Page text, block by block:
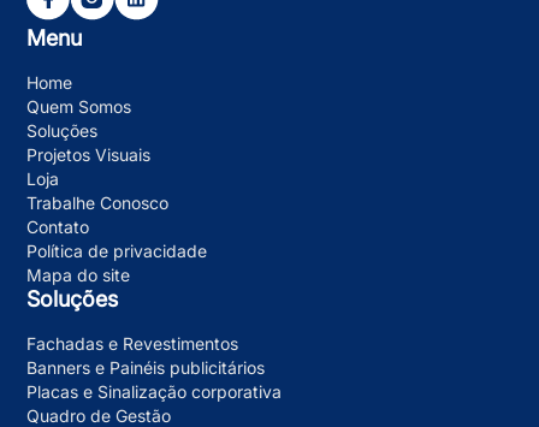
Menu
Home
Quem Somos
Soluções
Projetos Visuais
Loja
Trabalhe Conosco
Contato
Política de privacidade
Mapa do site
Soluções
Fachadas e Revestimentos
Banners e Painéis publicitários
Placas e Sinalização corporativa
Quadro de Gestão